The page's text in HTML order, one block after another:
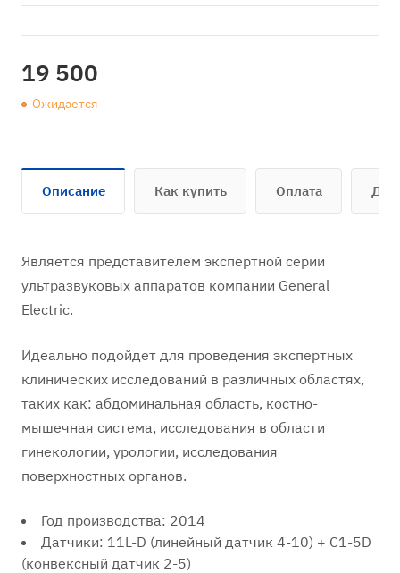
19 500
Ожидается
Описание Как купить Оплата
Является представителем экспертной серии
ультразвуковых аппаратов компании General
Electric.
Идеально подойдет для проведения экспертных
клинических исследований в различных областях,
таких как: абдоминальная область, костно-
мышечная система, исследования в области
гинекологии, урологии, исследования
поверхностных органов.
Год производства: 2014
Датчики: 11L-D (линейный датчик 4-10) + C1-5D
(конвексный датчик 2-5)